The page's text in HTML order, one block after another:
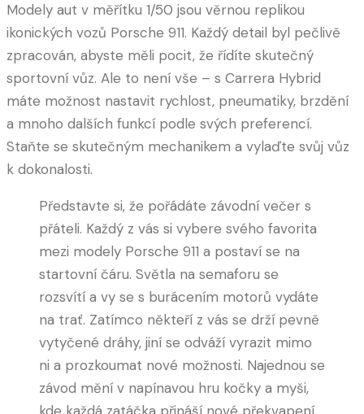
Modely aut v měřítku 1/50 jsou věrnou replikou
ikonických vozů Porsche 911. Každý detail byl pečlivě
zpracován, abyste měli pocit, že řídíte skutečný
sportovní vůz. Ale to není vše – s Carrera Hybrid
máte možnost nastavit rychlost, pneumatiky, brzdění
a mnoho dalších funkcí podle svých preferencí.
Staňte se skutečným mechanikem a vylaďte svůj vůz
k dokonalosti.
Představte si, že pořádáte závodní večer s
přáteli. Každý z vás si vybere svého favorita
mezi modely Porsche 911 a postaví se na
startovní čáru. Světla na semaforu se
rozsvítí a vy se s burácením motorů vydáte
na trať. Zatímco někteří z vás se drží pevně
vytyčené dráhy, jiní se odváží vyrazit mimo
ni a prozkoumat nové možnosti. Najednou se
závod mění v napínavou hru kočky a myši,